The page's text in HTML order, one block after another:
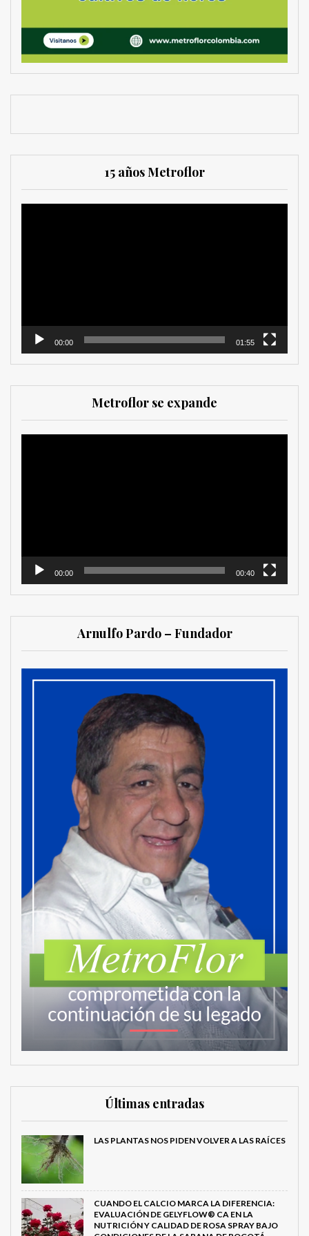
15 años Metroflor
00:00 01:55
Metroflor se expande
00:00 00:40
Arnulfo Pardo – Fundador
Últimas entradas
LAS PLANTAS NOS PIDEN VOLVER A LAS RAÍCES
CUANDO EL CALCIO MARCA LA DIFERENCIA:
EVALUACIÓN DE GELYFLOW® CA EN LA
NUTRICIÓN Y CALIDAD DE ROSA SPRAY BAJO